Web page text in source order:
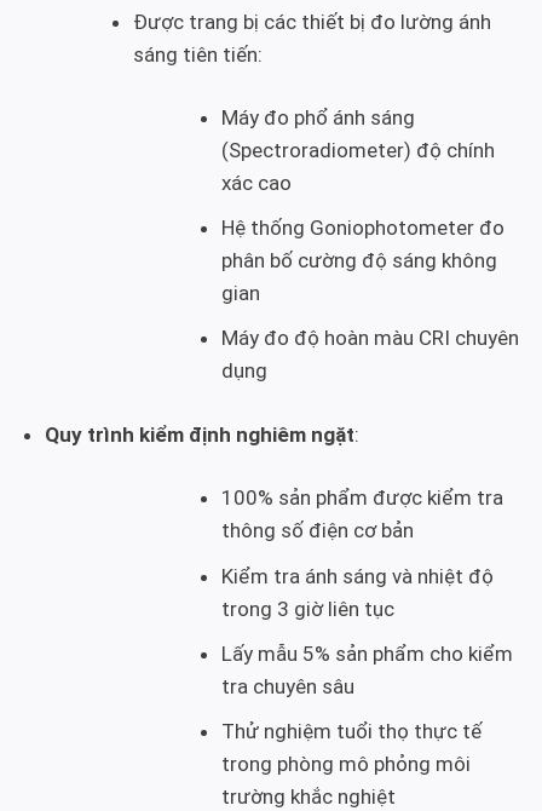
Được trang bị các thiết bị đo lường ánh
sáng tiên tiến:
Máy đo phổ ánh sáng
(Spectroradiometer) độ chính
xác cao
Hệ thống Goniophotometer đo
phân bố cường độ sáng không
gian
Máy đo độ hoàn màu CRI chuyên
dụng
Quy trình kiểm định nghiêm ngặt:
100% sản phẩm được kiểm tra
thông số điện cơ bản
Kiểm tra ánh sáng và nhiệt độ
trong 3 giờ liên tục
Lấy mẫu 5% sản phẩm cho kiểm
tra chuyên sâu
Thử nghiệm tuổi thọ thực tế
trong phòng mô phỏng môi
trường khắc nghiệt